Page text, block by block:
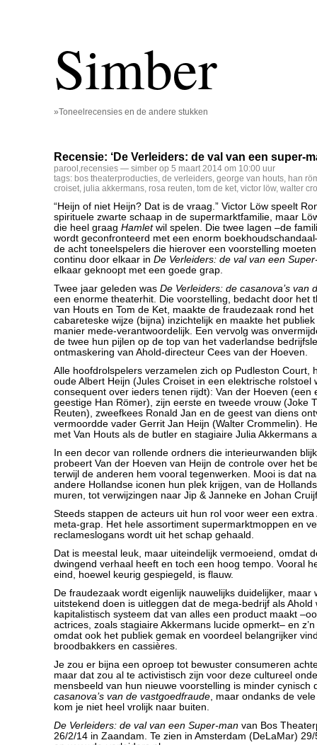
Simber
»Toneelrecensies en de andere stukken
Recensie: ‘De Verleiders: de val van een super-
parool ,recensies — simber op 5 maart 2014 om 10:00 uur
tags: bos theaterproducties, de verleiders, george van houts, han
croiset, julia akkermans, rosa reuten, tom de ket, victor löw, walter
“Heijn of niet Heijn? Dat is de vraag.” Victor Löw speelt
spirituele zwarte schaap in de supermarktfamilie, maar
die heel graag Hamletwil spelen. Die twee lagen –de
wordt geconfronteerd met een enorm
de acht toneelspelers die hierover een voorstelling
continu door elkaar in De Verleiders: de val van een
elkaar geknoopt met een goede grap.
Twee jaar geleden was De Verleiders: de casanova’s van
een enorme theaterhit. Die voorstelling, bedacht door het
van Houts en Tom de Ket, maakte de fraudezaak rond het
cabareteske wijze (bijna) inzichtelijk en maakte het
manier mede-verantwoordelijk. Een vervolg was
de twee hun pijlen op de top van het vaderlandse
ontmaskering van Ahold-directeur Cees van der Hoeven.
Alle hoofdrolspelers verzamelen zich op Pudleston Court,
oude Albert Heijn (Jules Croiset in een elektrische rolstoel
consequent over ieders tenen rijdt): Van der Hoeven (een
geestige Han Römer), zijn eerste en tweede vrouw (Joke
Reuten), zweefkees Ronald Jan en de geest van diens
vermoordde vader Gerrit Jan Heijn (Walter Crommelin).
met Van Houts als de butler en stagiaire Julia Akkermans
In een decor van rollende ordners die interieurwanden
probeert Van der Hoeven van Heijn de controle over het
terwijl de anderen hem vooral tegenwerken. Mooi is dat
andere Hollandse iconen hun plek krijgen, van de
muren, tot verwijzingen naar Jip & Janneke en Johan
Steeds stappen de acteurs uit hun rol voor weer een
meta-grap. Het hele assortiment supermarktmoppen en
reclameslogans wordt uit het schap gehaald.
Dat is meestal leuk, maar uiteindelijk vermoeiend, omdat
dwingend verhaal heeft en toch een hoog tempo. Vooral
eind, hoewel keurig gespiegeld, is flauw.
De fraudezaak wordt eigenlijk nauwelijks duidelijker, maar
uitstekend doen is uitleggen dat de mega-bedrijf als Ahold
kapitalistisch systeem dat van alles een product maakt
actrices, zoals stagiaire Akkermans lucide opmerkt– en
omdat ook het publiek gemak en voordeel belangrijker
broodbakkers en cassières.
Je zou er bijna een oproep tot bewuster consumeren
maar dat zou al te activistisch zijn voor deze cultureel
mensbeeld van hun nieuwe voorstelling is minder cynisch
casanova’s van de vastgoedfraude, maar ondanks de
kom je niet heel vrolijk naar buiten.
De Verleiders: de val van een Super-man van Bos
26/2/14 in Zaandam. Te zien in Amsterdam (DeLaMar)